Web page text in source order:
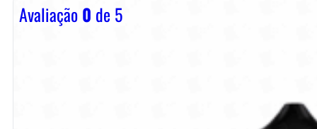
Avaliação0 de 5